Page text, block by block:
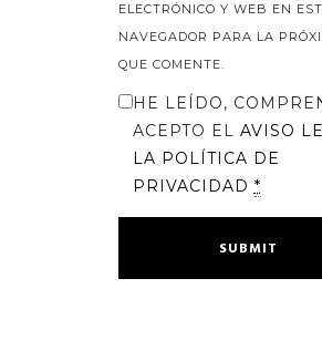
ELECTRÓNICO Y WEB EN
NAVEGADOR PARA LA
QUE COMENTE.
HE LEÍDO,
ACEPTO EL AVISO
LA POLÍTICA DE
PRIVACIDAD *